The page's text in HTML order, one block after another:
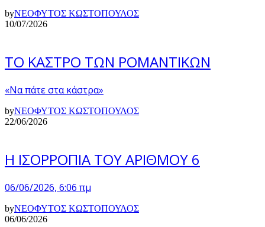
byΝΕΟΦΥΤΟΣ ΚΩΣΤΟΠΟΥΛΟΣ
10/07/2026
ΤΟ ΚΑΣΤΡΟ ΤΩΝ ΡΟΜΑΝΤΙΚΩΝ
«Να πάτε στα κάστρα»
byΝΕΟΦΥΤΟΣ ΚΩΣΤΟΠΟΥΛΟΣ
22/06/2026
Η ΙΣΟΡΡΟΠΙΑ ΤΟΥ ΑΡΙΘΜΟΥ 6
06/06/2026, 6:06 πμ
byΝΕΟΦΥΤΟΣ ΚΩΣΤΟΠΟΥΛΟΣ
06/06/2026